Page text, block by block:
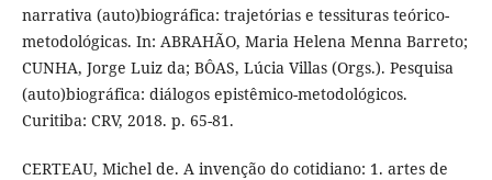
narrativa (auto)biográfica: trajetórias e tessituras teórico-
metodológicas. In: ABRAHÃO, Maria Helena Menna Barreto;
CUNHA, Jorge Luiz da; BÔAS, Lúcia Villas (Orgs.). Pesquisa
(auto)biográfica: diálogos epistêmico-metodológicos.
Curitiba: CRV, 2018. p. 65-81.
CERTEAU, Michel de. A invenção do cotidiano: 1. artes de